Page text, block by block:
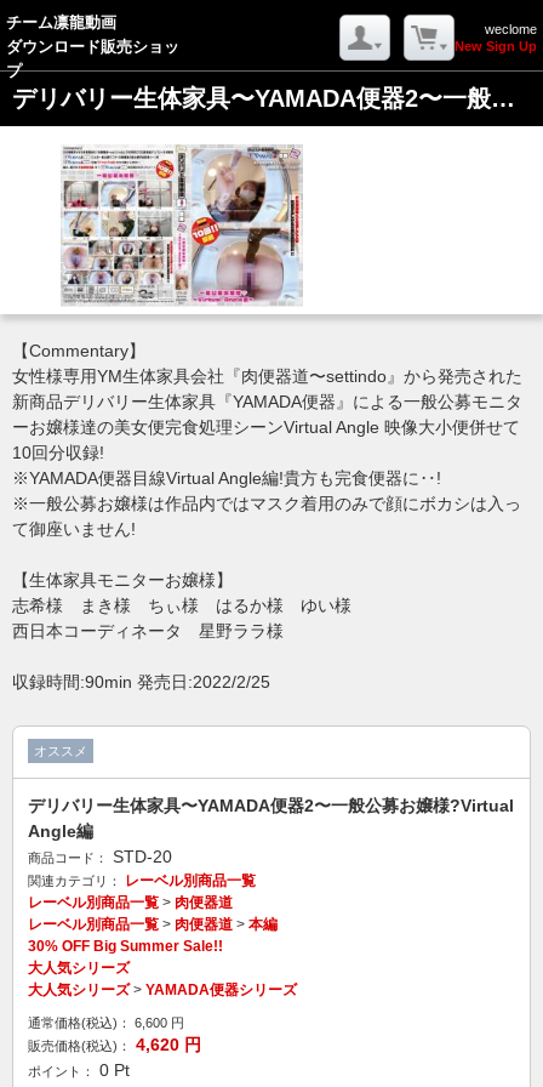
チーム凛龍動画
ダウンロード販売ショッ
プ
weclome
New Sign Up
デリバリー生体家具〜YAMADA便器2〜一般公募お嬢様?Virtual Angle編
【Commentary】
女性様専用YM生体家具会社『肉便器道〜settindo』から発売された
新商品デリバリー生体家具『YAMADA便器』による一般公募モニタ
ーお嬢様達の美女便完食処理シーンVirtual Angle 映像大小便併せて
10回分収録!
※YAMADA便器目線Virtual Angle編!貴方も完食便器に‥!
※一般公募お嬢様は作品内ではマスク着用のみで顔にボカシは入っ
て御座いません!
【生体家具モニターお嬢様】
志希様 まき様 ちぃ様 はるか様 ゆい様
西日本コーディネータ 星野ララ様
収録時間:90min 発売日:2022/2/25
オススメ
デリバリー生体家具〜YAMADA便器2〜一般公募お嬢様?Virtual
Angle編
商品コード： STD-20
関連カテゴリ：
レーベル別商品一覧
レーベル別商品一覧 > 肉便器道
レーベル別商品一覧 > 肉便器道 > 本編
30% OFF Big Summer Sale!!
大人気シリーズ
大人気シリーズ> YAMADA便器シリーズ
通常価格(税込)： 6,600 円
販売価格(税込)：
4,620 円
ポイント： 0 Pt
-->
戻る
ログイン
(Log In)
MYページ
(My Page)
ようこそ ゲストさん
特定商取引法に基づく表記
Copyright © 2005- 2026 チーム凛龍ダウンロードサイト All rights reserved.